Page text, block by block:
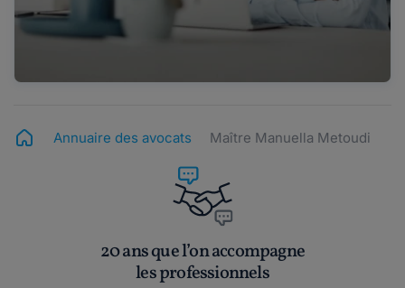
Annuaire des avocats Maître Manuella Metoudi
20 ans que l’on accompagne
les professionnels